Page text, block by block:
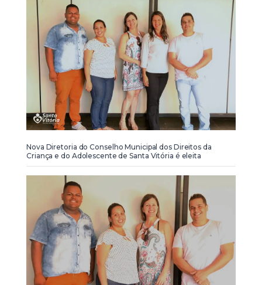
Nova Diretoria do Conselho Municipal dos Direitos da
Criança e do Adolescente de Santa Vitória é eleita